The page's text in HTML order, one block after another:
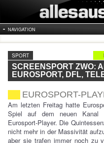
NAVIGATION
SPORT
SCREENSPORT ZWO:
EUROSPORT, DFL,
EUROSPORT-
Am letzten Freitag hatte
Spiel auf dem neuen Kanal
Eurosport-Player. Die
nicht mehr in der Massivität
aber sie trafen immer noch zu